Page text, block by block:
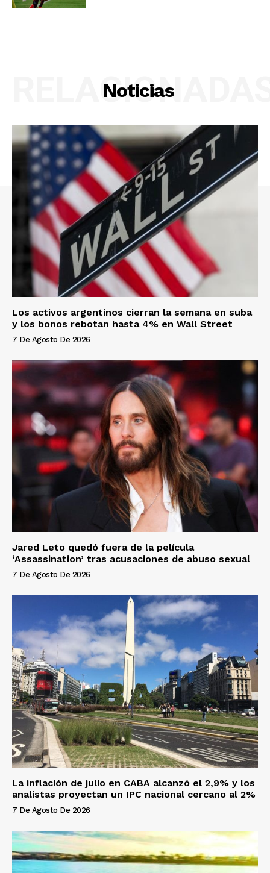
Noticias
Los activos argentinos cierran la semana en suba
y los bonos rebotan hasta 4% en Wall Street
7 De Agosto De 2026
Jared Leto quedó fuera de la película
‘Assassination’ tras acusaciones de abuso sexual
7 De Agosto De 2026
La inflación de julio en CABA alcanzó el 2,9% y los
analistas proyectan un IPC nacional cercano al 2%
7 De Agosto De 2026